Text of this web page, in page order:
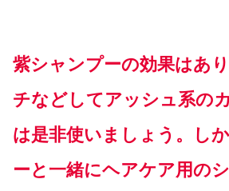
紫シャンプーの効果はあ
チなどしてアッシュ系の
は是非使いましょう。し
ーと一緒にヘアケア用の